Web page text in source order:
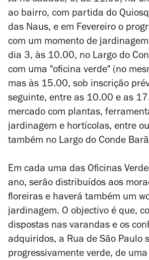
ao bairro, com partida do
das Naus, e em Fevereiro o
com um momento de
dia 3, às 10.00, no Largo do
com uma "oficina verde" (no
mas às 15.00, sob inscrição
seguinte, entre as 10.00 e as
mercado com plantas,
jardinagem e hortícolas, entre
também no Largo do Conde
Em cada uma das Oficinas
ano, serão distribuídos aos
floreiras e haverá também um
jardinagem. O objectivo é que,
dispostas nas varandas e os
adquiridos, a Rua de São Paulo
progressivamente verde, de uma